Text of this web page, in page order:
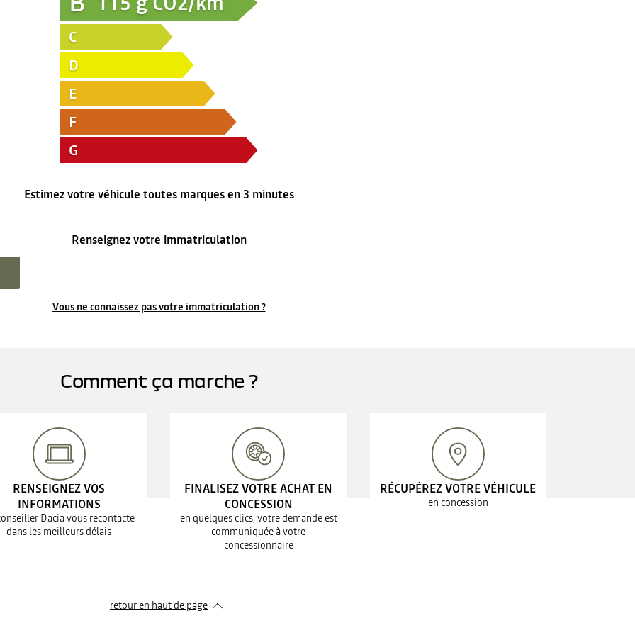
C
D
E
F
G
Estimez votre véhicule toutes marques en 3 minutes
Renseignez votre immatriculation
Vous ne connaissez pas votre immatriculation ?
Comment ça marche ?
RENSEIGNEZ VOS
INFORMATIONS
Dacia vous recontacte
dans les meilleurs délais
FINALISEZ VOTRE ACHAT EN
CONCESSION
en quelques clics, votre demande est
communiquée à votre
concessionnaire
RÉCUPÉREZ VOTRE VÉHICULE
en concession
retour en haut de page​